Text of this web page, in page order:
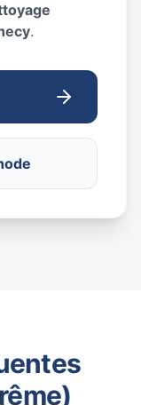
.